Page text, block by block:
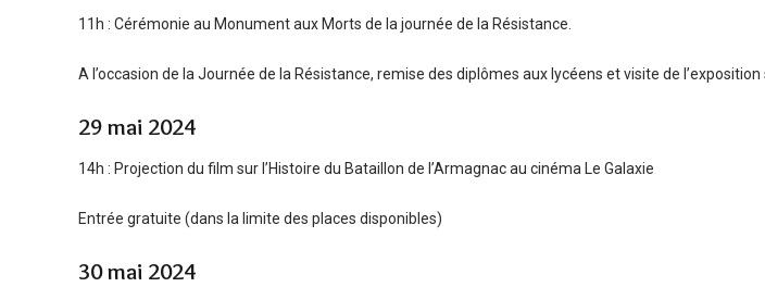
11h : Cérémonie au Monument aux Morts de la journée de la Résistance.
A l’occasion de la Journée de la Résistance, remise des diplômes aux lycéens et visite de l’exposition
29 mai 2024
14h : Projection du film sur l’Histoire du Bataillon de l’Armagnac au cinéma Le Galaxie
Entrée gratuite (dans la limite des places disponibles)
30 mai 2024